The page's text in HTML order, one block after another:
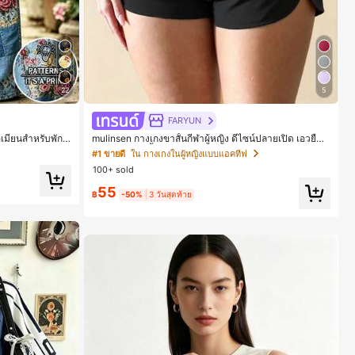
22
มียนสำหรับพักผ่
5
FARYUN
mulinsen กางเกงขาสั้นกีฬาผู้หญิง ดีไซน์ปลายเปิด เอวยืดห
ยุ่น กางเกงขาสั้นลำลองกีฬาฤดูร้อน ความยาว 3/4
#1 ขายดี ใน กางเกงในผู้หญิงแบบแอคทีฟ
100+ sold
฿55 -50% 3 วันสุดท้าย